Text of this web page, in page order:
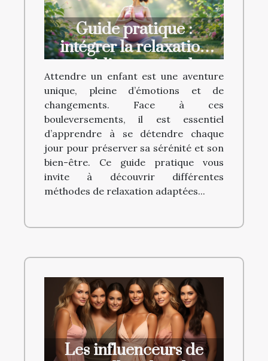
Guide pratique :
intégrer la relaxation
quotidienne pour les
futures mamans
Attendre un enfant est une aventure
unique, pleine d’émotions et de
changements. Face à ces
bouleversements, il est essentiel
d’apprendre à se détendre chaque
jour pour préserver sa sérénité et son
bien-être. Ce guide pratique vous
invite à découvrir différentes
méthodes de relaxation adaptées...
Les influenceurs de